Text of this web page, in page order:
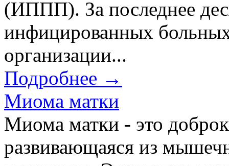
(ИППП). За последнее
инфицированных
организации...
Подробнее →
Миома матки
Миома матки - это
развивающаяся из